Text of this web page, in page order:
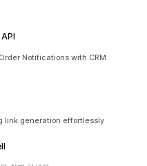
Notifications with CRM
link generation effortlessly